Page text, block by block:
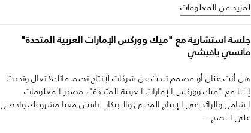
لمزيد من المعلومات
جلسة استشارية مع "ميك ووركس الإمارات العربية المتحدة"
مانسي بافيشي
هل أنت فنان أو مصمم تبحث عن شركات لإنتاج تصميماتك؟ تعال وتحدث
إلينا مع "ميك ووركس الإمارات العربية المتحدة"، مصدر المعلومات
الشامل والرائد في الإنتاج المحلي والابتكار. ناقش معنا مشروعك واحصل
على النصح...